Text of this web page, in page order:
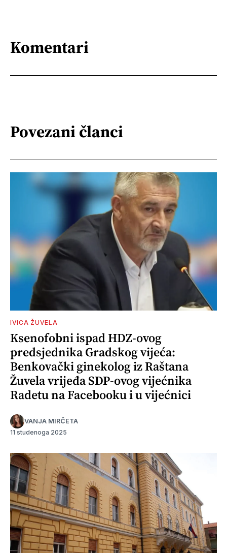
Komentari
Povezani članci
IVICA ŽUVELA
Ksenofobni ispad HDZ-ovog
predsjednika Gradskog vijeća:
Benkovački ginekolog iz Raštana
Žuvela vrijeđa SDP-ovog vijećnika
Radetu na Facebooku i u vijećnici
VANJA MIRČETA
11 studenoga 2025